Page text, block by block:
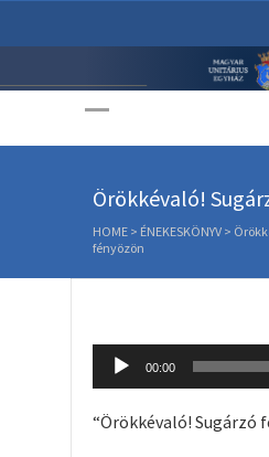
Unitárius
Örökkévaló!
HOME > ÉNEKESKÖNYV >
fényözön
Audio
Player
00:00
“Örökkévaló! Sugárzó